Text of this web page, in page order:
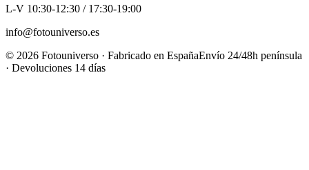
L-V 10:30-12:30 / 17:30-19:00
info@fotouniverso.es
© 2026 Fotouniverso · Fabricado en EspañaEnvío 24/48h península
· Devoluciones 14 días